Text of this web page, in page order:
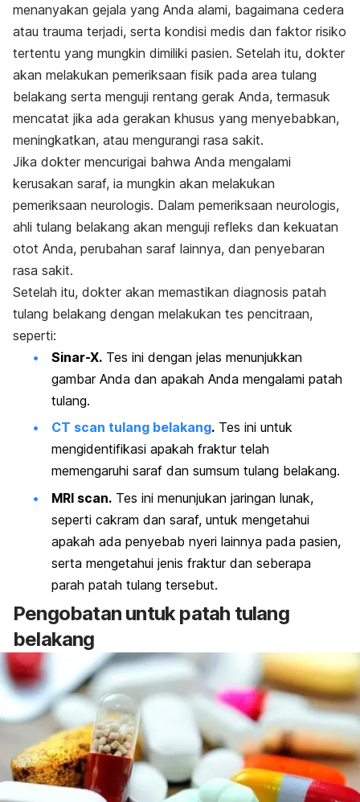
menanyakan gejala yang Anda alami, bagaimana cedera
atau trauma terjadi, serta kondisi medis dan faktor risiko
tertentu yang mungkin dimiliki pasien. Setelah itu, dokter
akan melakukan pemeriksaan fisik pada area tulang
belakang serta menguji rentang gerak Anda, termasuk
mencatat jika ada gerakan khusus yang menyebabkan,
meningkatkan, atau mengurangi rasa sakit.
Jika dokter mencurigai bahwa Anda mengalami
kerusakan saraf, ia mungkin akan melakukan
pemeriksaan neurologis. Dalam pemeriksaan neurologis,
ahli tulang belakang akan menguji refleks dan kekuatan
otot Anda, perubahan saraf lainnya, dan penyebaran
rasa sakit.
Setelah itu, dokter akan memastikan diagnosis patah
tulang belakang dengan melakukan tes pencitraan,
seperti:
Sinar-X. Tes ini dengan jelas menunjukkan
gambar Anda dan apakah Anda mengalami patah
tulang.
CT scan tulang belakang. Tes ini untuk
mengidentifikasi apakah fraktur telah
memengaruhi saraf dan sumsum tulang belakang.
MRI scan. Tes ini menunjukan jaringan lunak,
seperti cakram dan saraf, untuk mengetahui
apakah ada penyebab nyeri lainnya pada pasien,
serta mengetahui jenis fraktur dan seberapa
parah patah tulang tersebut.
Pengobatan untuk patah tulang
belakang